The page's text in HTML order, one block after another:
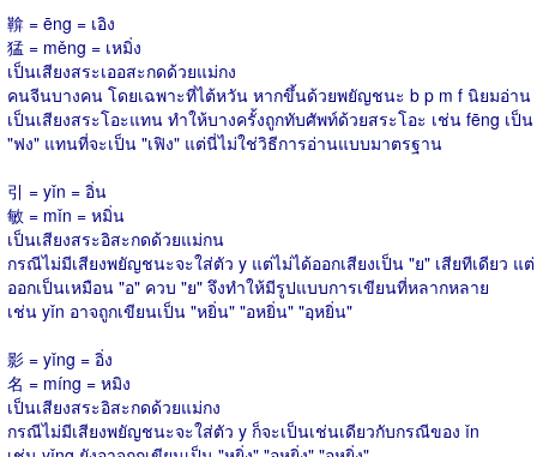
鞥 = ēng = เอิง
猛 = měng = เหมิ่ง
เป็นเสียงสระเออสะกดด้วยแม่กง
คนจีนบางคน โดยเฉพาะที่ไต้หวัน หากขึ้นด้วยพยัญชนะ b p m f นิยมอ่าน
เป็นเสียงสระโอะแทน ทำให้บางครั้งถูกทับศัพท์ด้วยสระโอะ เช่น fēng เป็น
"ฟง" แทนที่จะเป็น "เฟิง" แต่นี่ไม่ใช่วิธีการอ่านแบบมาตรฐาน
引 = yǐn = อิ่น
敏 = mǐn = หมิ่น
เป็นเสียงสระอิสะกดด้วยแม่กน
กรณีไม่มีเสียงพยัญชนะจะใส่ตัว y แต่ไม่ได้ออกเสียงเป็น "ย" เสียทีเดียว แต่
ออกเป็นเหมือน "อ" ควบ "ย" จึงทำให้มีรูปแบบการเขียนที่หลากหลาย
เช่น yǐn อาจถูกเขียนเป็น "หยิ่น" "อหยิ่น" "อฺหยิ่น"
影 = yǐng = อิ่ง
名 = míng = หมิง
เป็นเสียงสระอิสะกดด้วยแม่กง
กรณีไม่มีเสียงพยัญชนะจะใส่ตัว y ก็จะเป็นเช่นเดียวกับกรณีของ ǐn